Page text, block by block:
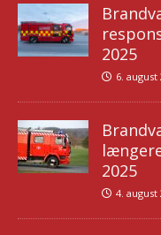
2025
6. august
2025
4. august